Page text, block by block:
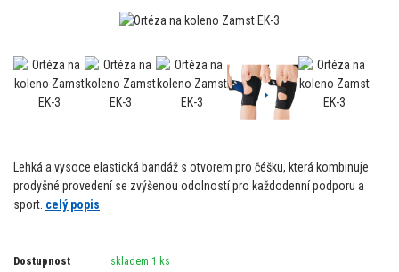
Lehká a vysoce elastická bandáž s otvorem pro čéšku, která kombinuje
prodyšné provedení se zvýšenou odolností pro každodenní podporu a
sport. celý popis
Dostupnost skladem 1 ks